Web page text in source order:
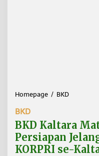
Homepage / BKD
K
a
l
t
BKD
BKD Kaltara
Persiapan
KORPRI se-